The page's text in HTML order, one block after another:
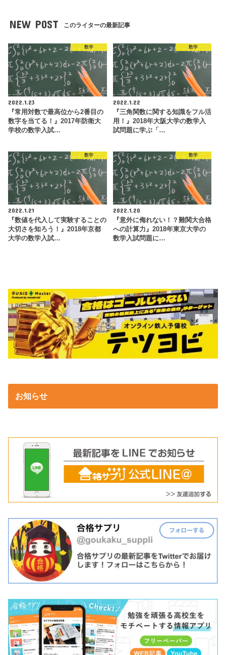
NEW POST このライターの最新記事
数学
2022.1.23
『常用対数で最高位から2番目の
数字を当てる！』2017年防衛大
学校の数学入試…
数学
2022.1.22
『三角関数に関する知識をフル活
用！』2018年大阪大学の数学入
試問題に学ぶ「…
数学
2022.1.21
『数値を代入して実験することの
大切さを知ろう！』2018年京都
大学の数学入試…
数学
2022.1.20
『意外に侮れない！？難関大合格
への計算力』2018年東京大学の
数学入試問題に…
お知らせ